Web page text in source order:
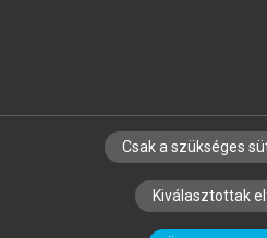
SZERZŐKNEK CÉGEKNEK
SZERKESZTÉSI ÉS
Csak a szükséges
Kiválasztottak